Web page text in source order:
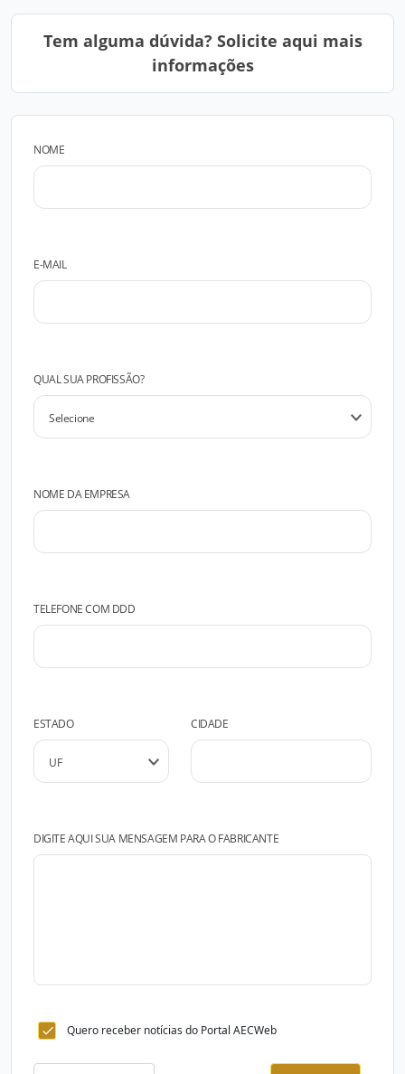
Tem alguma dúvida? Solicite aqui mais
informações
NOME
E-MAIL
QUAL SUA PROFISSÃO?
NOME DA EMPRESA
TELEFONE COM DDD
ESTADO CIDADE
DIGITE AQUI SUA MENSAGEM PARA O FABRICANTE
Quero receber notícias do Portal AECWeb